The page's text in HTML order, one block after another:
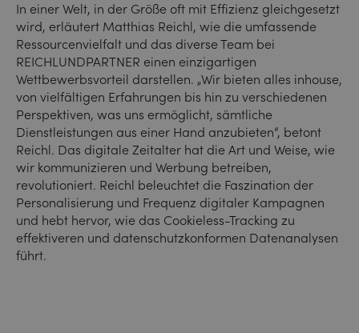
In einer Welt, in der Größe oft mit Effizienz gleichgesetzt
wird, erläutert Matthias Reichl, wie die umfassende
Ressourcenvielfalt und das diverse Team bei
REICHLUNDPARTNER einen einzigartigen
Wettbewerbsvorteil darstellen. „Wir bieten alles inhouse,
von vielfältigen Erfahrungen bis hin zu verschiedenen
Perspektiven, was uns ermöglicht, sämtliche
Dienstleistungen aus einer Hand anzubieten“, betont
Reichl. Das digitale Zeitalter hat die Art und Weise, wie
wir kommunizieren und Werbung betreiben,
revolutioniert. Reichl beleuchtet die Faszination der
Personalisierung und Frequenz digitaler Kampagnen
und hebt hervor, wie das Cookieless-Tracking zu
effektiveren und datenschutzkonformen Datenanalysen
führt.